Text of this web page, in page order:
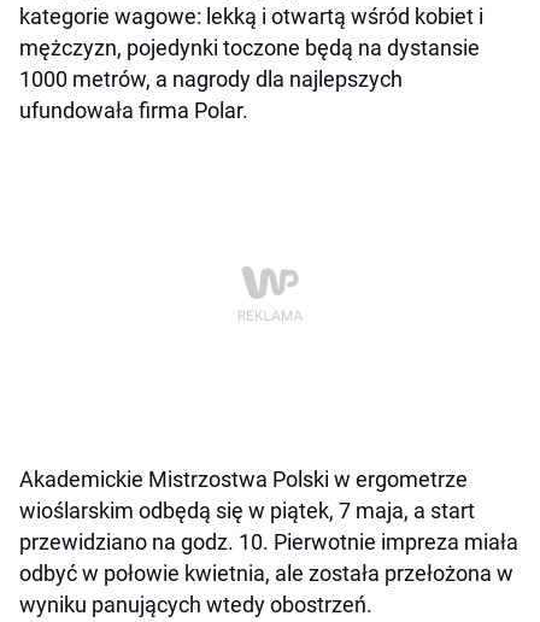
kategorie wagowe: lekką i otwartą wśród kobiet i
mężczyzn, pojedynki toczone będą na dystansie
1000 metrów, a nagrody dla najlepszych
ufundowała firma Polar.
Akademickie Mistrzostwa Polski w ergometrze
wioślarskim odbędą się w piątek, 7 maja, a start
przewidziano na godz. 10. Pierwotnie impreza miała
odbyć w połowie kwietnia, ale została przełożona w
wyniku panujących wtedy obostrzeń.